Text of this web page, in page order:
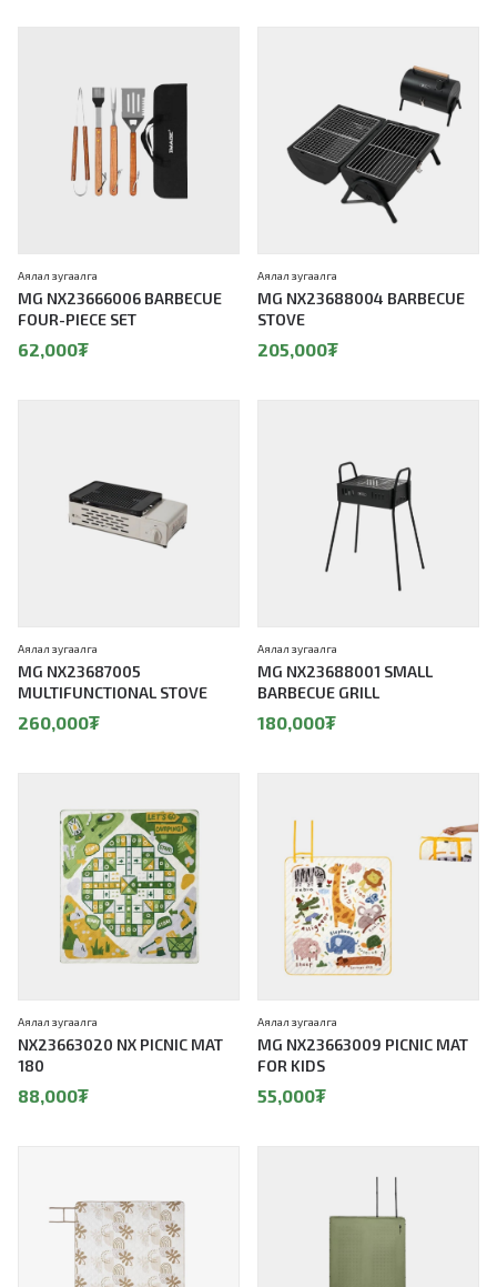
MG NX23666006 BARBECUE
FOUR-PIECE SET
Аялал зугаалга
62,000₮
MG NX23688004 BARBECUE
STOVE
Аялал зугаалга
205,000₮
MG NX23687005
MULTIFUNCTIONAL STOVE
Аялал зугаалга
260,000₮
MG NX23688001 SMALL
BARBECUE GRILL
Аялал зугаалга
180,000₮
NX23663020 NX PICNIC MAT
180
Аялал зугаалга
88,000₮
MG NX23663009 PICNIC MAT
FOR KIDS
Аялал зугаалга
55,000₮